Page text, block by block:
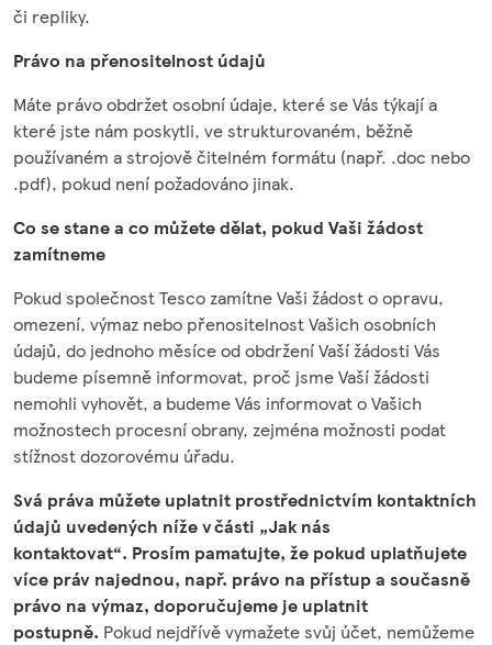
či repliky.
Právo na přenositelnost údajů
Máte právo obdržet osobní údaje, které se Vás týkají a
které jste nám poskytli, ve strukturovaném, běžně
používaném a strojově čitelném formátu (např. .doc nebo
.pdf), pokud není požadováno jinak.
Co se stane a co můžete dělat, pokud Vaši žádost
zamítneme
Pokud společnost Tesco zamítne Vaši žádost o opravu,
omezení, výmaz nebo přenositelnost Vašich osobních
údajů, do jednoho měsíce od obdržení Vaší žádosti Vás
budeme písemně informovat, proč jsme Vaší žádosti
nemohli vyhovět, a budeme Vás informovat o Vašich
možnostech procesní obrany, zejména možnosti podat
stížnost dozorovému úřadu.
Svá práva můžete uplatnit prostřednictvím kontaktních
údajů uvedených níže v části „Jak nás
kontaktovat“. Prosím pamatujte, že pokud uplatňujete
více práv najednou, např. právo na přístup a současně
právo na výmaz, doporučujeme je uplatnit
postupně. Pokud nejdřívě vymažete svůj účet, nemůžeme